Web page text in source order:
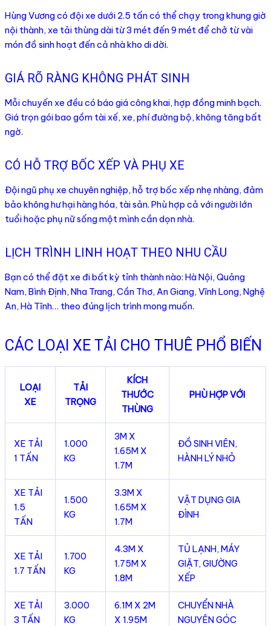
Hùng Vương có đội xe dưới 2.5 tấn có thể chạy trong khung giờ
nội thành, xe tải thùng dài từ 3 mét đến 9 mét để chở từ vài
món đồ sinh hoạt đến cả nhà kho di dời.
GIÁ RÕ RÀNG KHÔNG PHÁT SINH
Mỗi chuyến xe đều có báo giá công khai, hợp đồng minh bạch.
Giá trọn gói bao gồm tài xế, xe, phí đường bộ, không tăng bất
ngờ.
CÓ HỖ TRỢ BỐC XẾP VÀ PHỤ XE
Đội ngũ phụ xe chuyên nghiệp, hỗ trợ bốc xếp nhẹ nhàng, đảm
bảo không hư hại hàng hóa, tài sản. Phù hợp cả với người lớn
tuổi hoặc phụ nữ sống một mình cần dọn nhà.
LỊCH TRÌNH LINH HOẠT THEO NHU CẦU
Bạn có thể đặt xe đi bất kỳ tỉnh thành nào: Hà Nội, Quảng
Nam, Bình Định, Nha Trang, Cần Thơ, An Giang, Vĩnh Long, Nghệ
An, Hà Tĩnh… theo đúng lịch trình mong muốn.
CÁC LOẠI XE TẢI CHO THUÊ PHỔ BIẾN
LOẠI
XE
TẢI
TRỌNG
KÍCH
THƯỚC
THÙNG
PHÙ HỢP VỚI
XE TẢI
1 TẤN
1.000
KG
3M X
1.65M X
1.7M
ĐỒ SINH VIÊN,
HÀNH LÝ NHỎ
XE TẢI
1.5
TẤN
1.500
KG
3.3M X
1.65M X
1.7M
VẬT DỤNG GIA
ĐÌNH
XE TẢI
1.7 TẤN
1.700
KG
4.3M X
1.75M X
1.8M
TỦ LẠNH, MÁY
GIẶT, GIƯỜNG
XẾP
XE TẢI
3 TẤN
3.000
KG
6.1M X 2M
X 1.95M
CHUYỂN NHÀ
NGUYÊN GÓC